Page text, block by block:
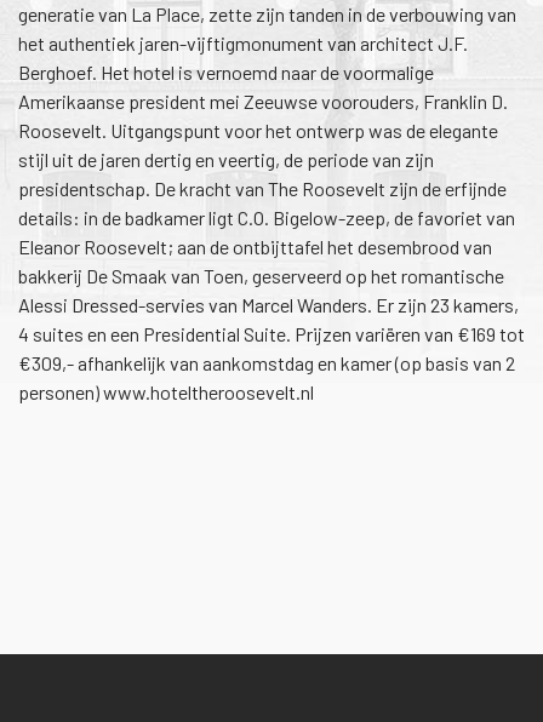
generatie van La Place, zette zijn tanden in de verbouwing van
het authentiek jaren-vijftigmonument van architect J.F.
Berghoef. Het hotel is vernoemd naar de voormalige
Amerikaanse president mei Zeeuwse voorouders, Franklin D.
Roosevelt. Uitgangspunt voor het ontwerp was de elegante
stijl uit de jaren dertig en veertig, de periode van zijn
presidentschap. De kracht van The Roosevelt zijn de erfijnde
details: in de badkamer ligt C.O. Bigelow-zeep, de favoriet van
Eleanor Roosevelt; aan de ontbijttafel het desembrood van
bakkerij De Smaak van Toen, geserveerd op het romantische
Alessi Dressed-servies van Marcel Wanders. Er zijn 23 kamers,
4 suites en een Presidential Suite. Prijzen variëren van €169 tot
€309,- afhankelijk van aankomstdag en kamer (op basis van 2
personen) www.hoteltheroosevelt.nl